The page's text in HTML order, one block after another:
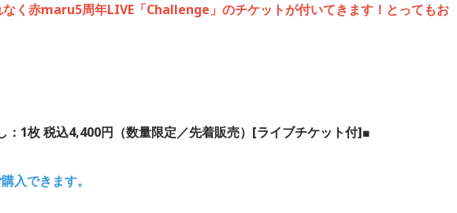
く赤maru5周年LIVE「Challenge」のチケットが付いてきます！とってもお
1枚 税込4,400円（数量限定／先着販売）[ライブチケット付]■
入できます。